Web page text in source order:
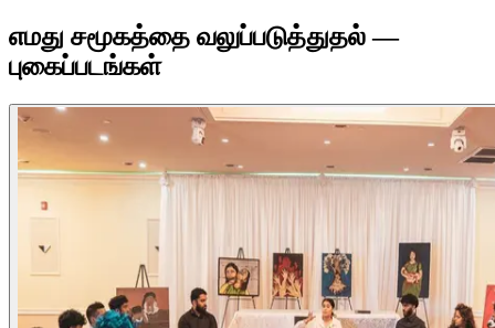
எமது சமூகத்தை வலுப்படுத்துதல் —
புகைப்படங்கள்